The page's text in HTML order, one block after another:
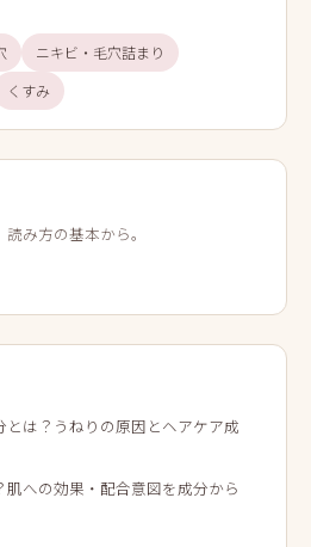
ニキビ・毛穴詰まり
くすみ
み方の基本から。
とは？うねりの原因とヘアケア成
肌への効果・配合意図を成分から